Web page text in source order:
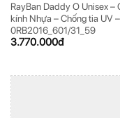
RayBan Daddy O Unisex –
kính Nhựa – Chống tia UV
0RB2016_601/31_59
3.770.000đ
ĐĂNG
Những thông tin
ĐĂNG
Những thông tin hữu